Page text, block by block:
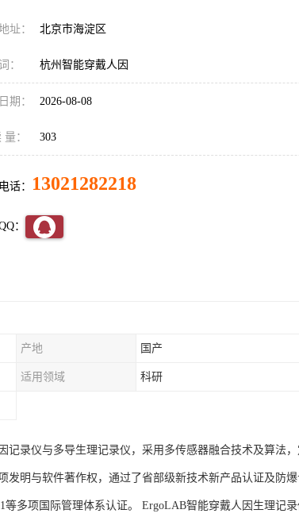
址： 北京市海淀区
： 杭州智能穿戴人因
期： 2026-08-08
： 303
话： 13021282218
：
产地 国产
适用领域 科研
录仪与多导生理记录仪，采用多传感器融合技术及算法
明与软件著作权，通过了省部级新技术新产品认证及防
等多项国际管理体系认证。 ErgoLAB智能穿戴人因生理记